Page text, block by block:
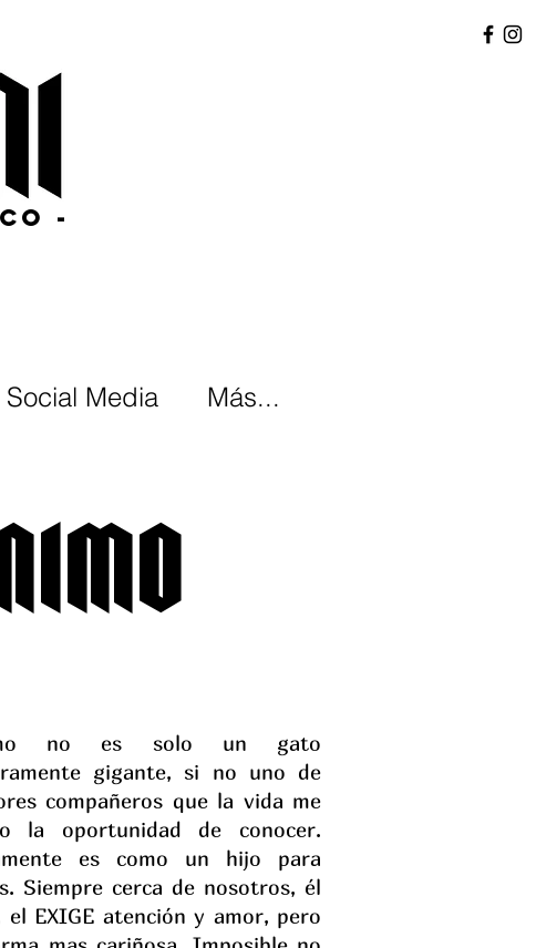
-
Social Media Más...
no es solo un gato
gigante, si no uno de
compañeros que la vida me
la oportunidad de conocer.
es como un hijo para
Siempre cerca de nosotros, él
el EXIGE atención y amor, pero